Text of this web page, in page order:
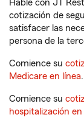
Hable con JT
cotización de
satisfacer las
persona de la
Comience su
Medicare en línea.
Comience su
hospitalización en